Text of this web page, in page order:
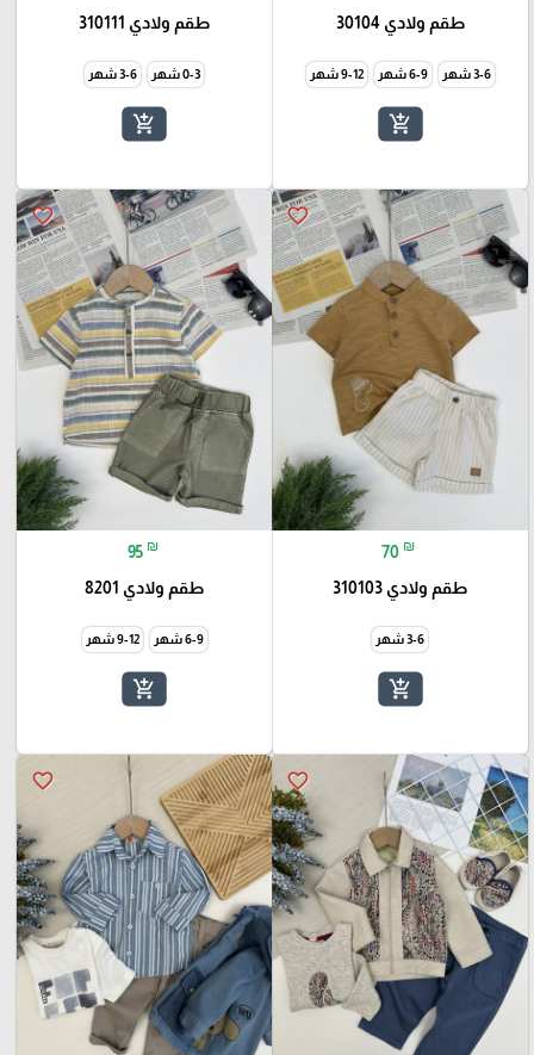
طقم ولادي 30104
3-6 شهر 6-9 شهر 9-12 شهر
add_shopping_cart
طقم ولادي 310111
0-3 شهر 3-6 شهر
add_shopping_cart
favorite_border
70 ₪
طقم ولادي 310103
3-6 شهر
add_shopping_cart
favorite_border
95 ₪
طقم ولادي 8201
6-9 شهر 9-12 شهر
add_shopping_cart
favorite_border
favorite_border